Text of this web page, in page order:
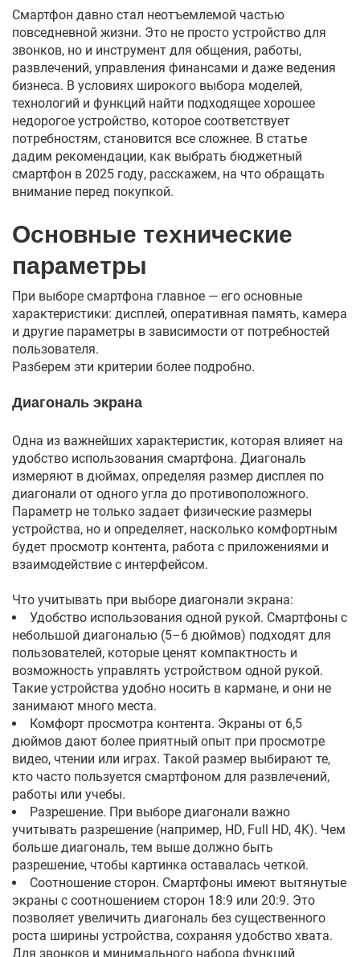
Смартфон давно стал неотъемлемой частью
повседневной жизни. Это не просто устройство для
звонков, но и инструмент для общения, работы,
развлечений, управления финансами и даже ведения
бизнеса. В условиях широкого выбора моделей,
технологий и функций найти подходящее хорошее
недорогое устройство, которое соответствует
потребностям, становится все сложнее. В статье
дадим рекомендации, как выбрать бюджетный
смартфон в 2025 году, расскажем, на что обращать
внимание перед покупкой.
Основные технические
параметры
При выборе смартфона главное — его основные
характеристики: дисплей, оперативная память, камера
и другие параметры в зависимости от потребностей
пользователя.
Разберем эти критерии более подробно.
Диагональ экрана
Одна из важнейших характеристик, которая влияет на
удобство использования смартфона. Диагональ
измеряют в дюймах, определяя размер дисплея по
диагонали от одного угла до противоположного.
Параметр не только задает физические размеры
устройства, но и определяет, насколько комфортным
будет просмотр контента, работа с приложениями и
взаимодействие с интерфейсом.
Что учитывать при выборе диагонали экрана:
Удобство использования одной рукой. Смартфоны с
небольшой диагональю (5–6 дюймов) подходят для
пользователей, которые ценят компактность и
возможность управлять устройством одной рукой.
Такие устройства удобно носить в кармане, и они не
занимают много места.
Комфорт просмотра контента. Экраны от 6,5
дюймов дают более приятный опыт при просмотре
видео, чтении или играх. Такой размер выбирают те,
кто часто пользуется смартфоном для развлечений,
работы или учебы.
Разрешение. При выборе диагонали важно
учитывать разрешение (например, HD, Full HD, 4K). Чем
больше диагональ, тем выше должно быть
разрешение, чтобы картинка оставалась четкой.
Соотношение сторон. Смартфоны имеют вытянутые
экраны с соотношением сторон 18:9 или 20:9. Это
позволяет увеличить диагональ без существенного
роста ширины устройства, сохраняя удобство хвата.
Для звонков и минимального набора функций